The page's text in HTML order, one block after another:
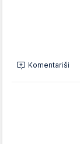
Komentariši